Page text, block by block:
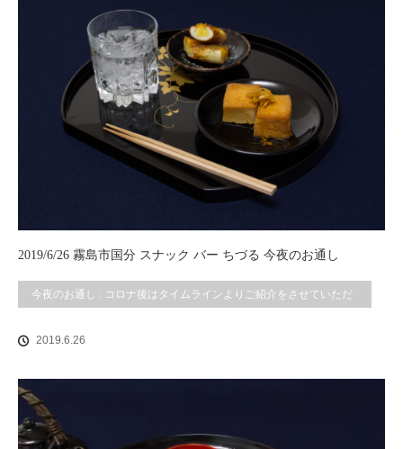
2019/6/26 霧島市国分 スナック バー ちづる 今夜のお通し
今夜のお通し : コロナ後はタイムラインよりご紹介をさせていただ
2019.6.26